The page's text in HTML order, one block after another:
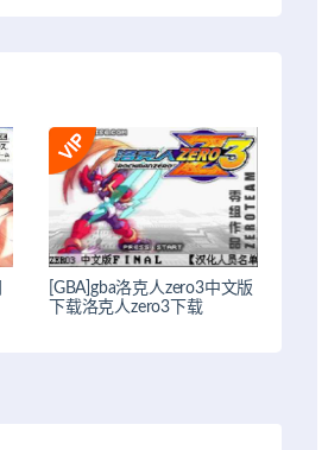
[GBA]gba洛克人zero3中文版
下载洛克人zero3下载